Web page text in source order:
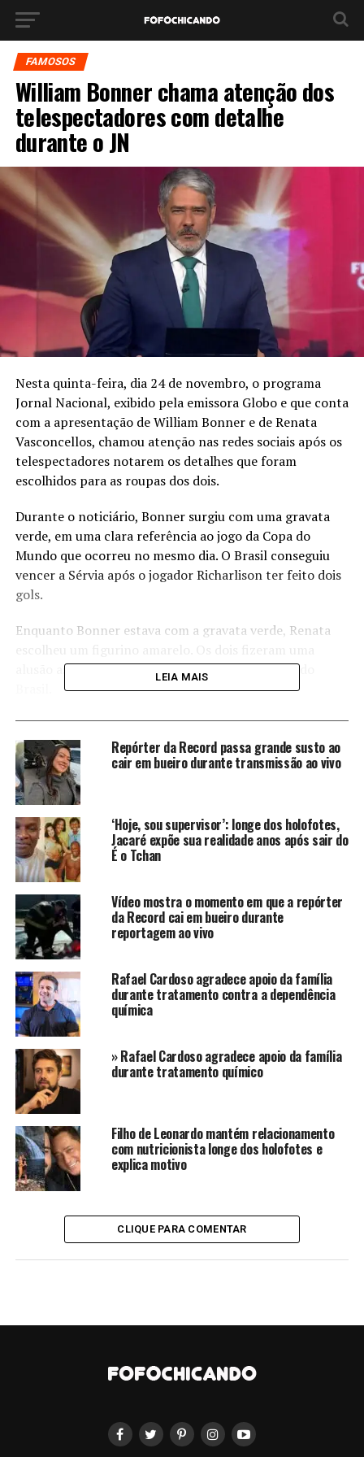
FAMOSOS
William Bonner chama atenção dos
telespectadores com detalhe
durante o JN
Nesta quinta-feira, dia 24 de novembro, o programa
Jornal Nacional, exibido pela emissora Globo e que conta
com a apresentação de William Bonner e de Renata
Vasconcellos, chamou atenção nas redes sociais após os
telespectadores notarem os detalhes que foram
escolhidos para as roupas dos dois.
Durante o noticiário, Bonner surgiu com uma gravata
verde, em uma clara referência ao jogo da Copa do
Mundo que ocorreu no mesmo dia. O Brasil conseguiu
vencer a Sérvia após o jogador Richarlison ter feito dois
gols.
Enquanto Bonner estava com a gravata verde, Renata
alusão as cores que estão presentes na bandeira do
No Jornal Nacional, um dos principais assuntos foram
justamente a estreia do Brasil na copa com a vitória, o
que deixou muitos brasileiros animados.
Nas redes socias, os internautas não deixaram de
reparar nas escolhas que foram feitas pelos
apresentadores e fizeram questão de comentar sobre o
assunto.
Ai que luxo, Bonner com
gravata verde e Renata de
brusinha amarela.
Vai Brasil!
#JornalNacional
— Henrique Carnevalli 
(@_hcarnevalli)
24, 2022
‘Ai que luxo, Bonner com gravata verde e Renata de
A gravata verde do Bonner
Eu amo dois âncoras.
@jornalnacional
pic.twitter.com/QFejesrcyu
— João Pedro Fernandes
LEIA MAIS
Repórter da Record passa grande susto ao
cair em bueiro durante transmissão ao vivo
‘Hoje, sou supervisor’: longe dos holofotes,
Jacaré expõe sua realidade anos após sair do
É o Tchan
Vídeo mostra o momento em que a repórter
da Record cai em bueiro durante
reportagem ao vivo
Rafael Cardoso agradece apoio da família
durante tratamento contra a dependência
química
» Rafael Cardoso agradece apoio da família
durante tratamento químico
Filho de Leonardo mantém relacionamento
com nutricionista longe dos holofotes e
explica motivo
CLIQUE PARA COMENTAR